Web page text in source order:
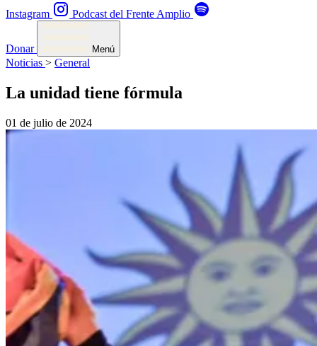
Instagram
Podcast del Frente Amplio
Donar Menú
Noticias > General
La unidad tiene fórmula
01 de julio de 2024